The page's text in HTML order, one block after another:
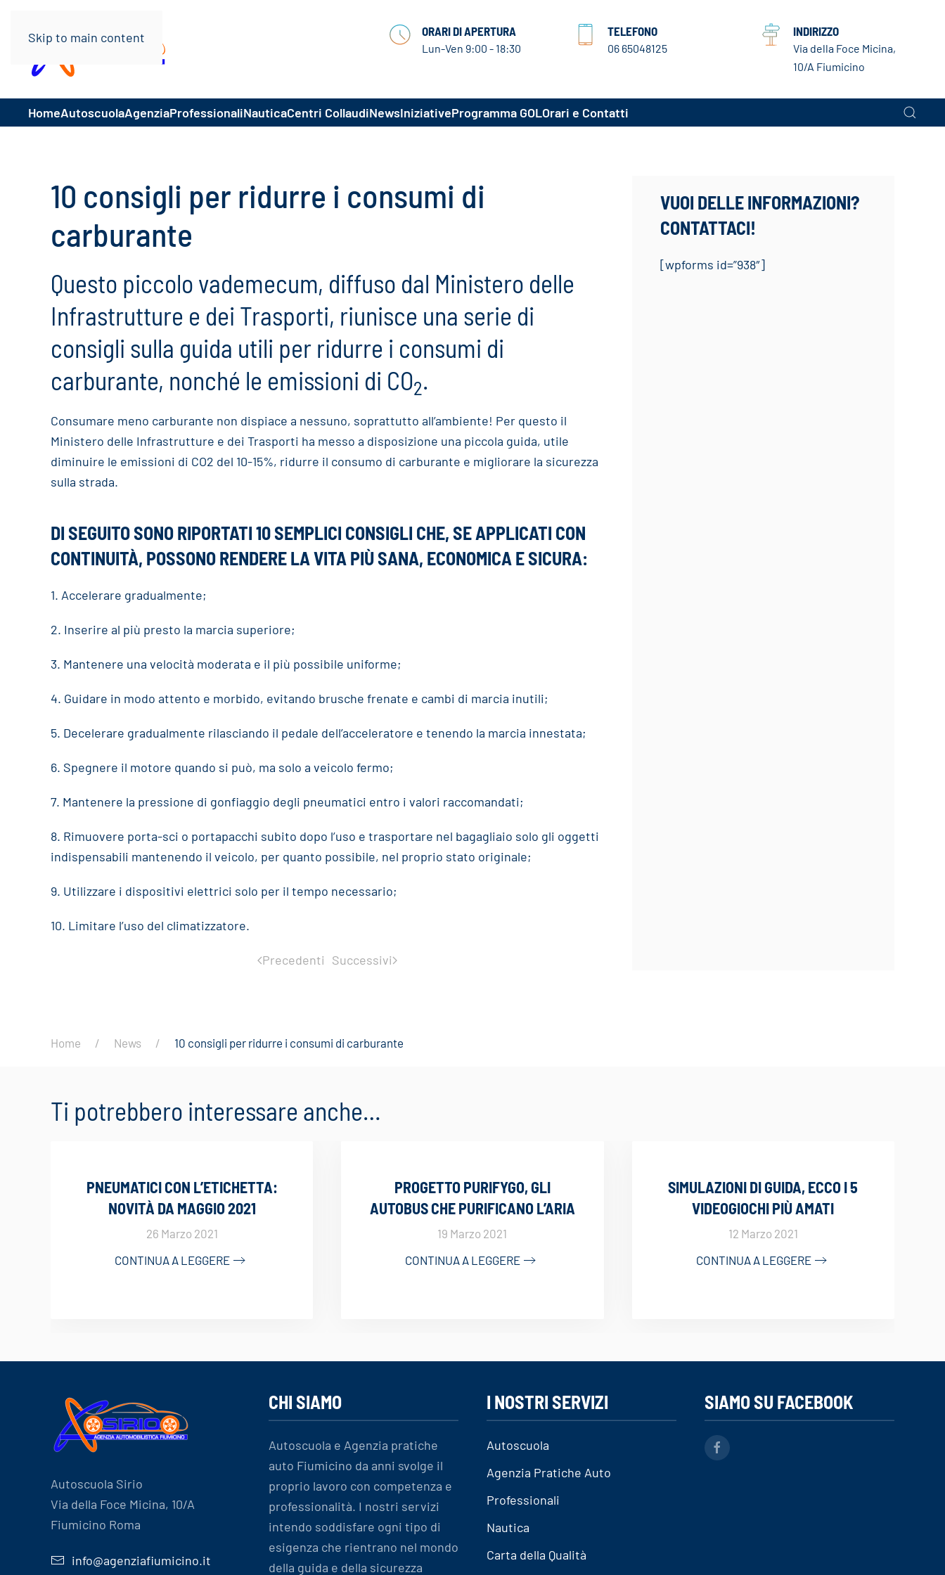
Skip to main content ORARI DI APERTURA
Lun-Ven 9:00 - 18:30
TELEFONO
06 65048125
INDIRIZZO
Via della Foce Micina,
10/A Fiumicino
HomeAutoscuolaAgenziaProfessionaliNauticaCentri CollaudiNewsIniziativeProgramma GOLOrari e Contatti
10 consigli per ridurre i consumi di
carburante
Questo piccolo vademecum, diffuso dal Ministero delle
Infrastrutture e dei Trasporti, riunisce una serie di
consigli sulla guida utili per ridurre i consumi di
carburante, nonché le emissioni di CO2.
Consumare meno carburante non dispiace a nessuno, soprattutto all’ambiente! Per questo il
Ministero delle Infrastrutture e dei Trasporti ha messo a disposizione una piccola guida, utile
diminuire le emissioni di CO2 del 10-15%, ridurre il consumo di carburante e migliorare la sicurezza
sulla strada.
DI SEGUITO SONO RIPORTATI 10 SEMPLICI CONSIGLI CHE, SE APPLICATI CON
CONTINUITÀ, POSSONO RENDERE LA VITA PIÙ SANA, ECONOMICA E SICURA:
1. Accelerare gradualmente;
2. Inserire al più presto la marcia superiore;
3. Mantenere una velocità moderata e il più possibile uniforme;
4. Guidare in modo attento e morbido, evitando brusche frenate e cambi di marcia inutili;
5. Decelerare gradualmente rilasciando il pedale dell’acceleratore e tenendo la marcia innestata;
6. Spegnere il motore quando si può, ma solo a veicolo fermo;
7. Mantenere la pressione di gonfiaggio degli pneumatici entro i valori raccomandati;
8. Rimuovere porta-sci o portapacchi subito dopo l’uso e trasportare nel bagagliaio solo gli oggetti
indispensabili mantenendo il veicolo, per quanto possibile, nel proprio stato originale;
9. Utilizzare i dispositivi elettrici solo per il tempo necessario;
10. Limitare l’uso del climatizzatore.
Precedenti Successivi
VUOI DELLE INFORMAZIONI?
CONTATTACI!
[wpforms id=”938″]
Home News 10 consigli per ridurre i consumi di carburante
Ti potrebbero interessare anche…
PNEUMATICI CON L’ETICHETTA:
NOVITÀ DA MAGGIO 2021
26 Marzo 2021
CONTINUA A LEGGERE
PROGETTO PURIFYGO, GLI
AUTOBUS CHE PURIFICANO L’ARIA
19 Marzo 2021
CONTINUA A LEGGERE
SIMULAZIONI DI GUIDA, ECCO I 5
VIDEOGIOCHI PIÙ AMATI
12 Marzo 2021
CONTINUA A LEGGERE
Autoscuola Sirio
Via della Foce Micina, 10/A
Fiumicino Roma
info@agenziafiumicino.it
CHI SIAMO
Autoscuola e Agenzia pratiche
auto Fiumicino da anni svolge il
proprio lavoro con competenza e
professionalità. I nostri servizi
intendo soddisfare ogni tipo di
esigenza che rientrano nel mondo
della guida e della sicurezza
I NOSTRI SERVIZI
Autoscuola
Agenzia Pratiche Auto
Professionali
Nautica
Carta della Qualità
SIAMO SU FACEBOOK